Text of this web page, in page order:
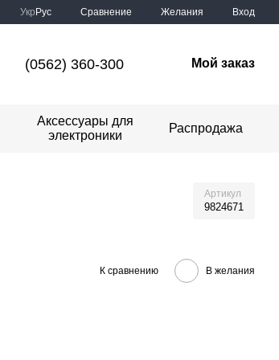
Укр Рус Сравнение Желания Вход
(0562) 360-300 Мой заказ
Аксессуары для
электроники
Распродажа
Артикул
9824671
К сравнению В желания